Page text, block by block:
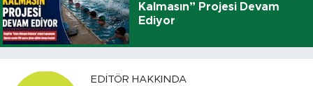
Kalmasın” Projesi Devam
Ediyor
EDITÖR HAKKINDA